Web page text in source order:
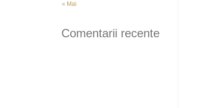
« Mai
Comentarii recente